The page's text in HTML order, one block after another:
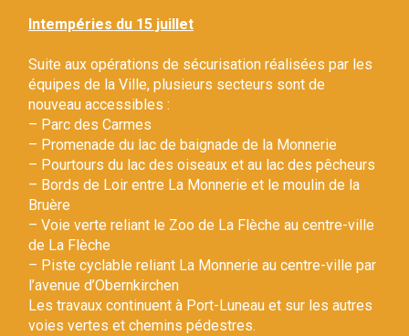
Intempéries du 15 juillet
Suite aux opérations de sécurisation réalisées par les
équipes de la Ville, plusieurs secteurs sont de
nouveau accessibles :
– Parc des Carmes
– Promenade du lac de baignade de la Monnerie
– Pourtours du lac des oiseaux et au lac des pêcheurs
– Bords de Loir entre La Monnerie et le moulin de la
Bruère
– Voie verte reliant le Zoo de La Flèche au centre-ville
de La Flèche
– Piste cyclable reliant La Monnerie au centre-ville par
l’avenue d’Obernkirchen
Les travaux continuent à Port-Luneau et sur les autres
voies vertes et chemins pédestres.